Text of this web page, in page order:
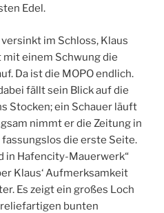
Edel.
im Schloss, Klaus
einem Schwung die
Da ist die MOPO endlich.
fällt sein Blick auf die
Stocken; ein Schauer läuft
nimmt er die Zeitung in
die erste Seite.
in Hafencity-Mauerwerk“
Klaus‘ Aufmerksamkeit
Es zeigt ein großes Loch
bunten